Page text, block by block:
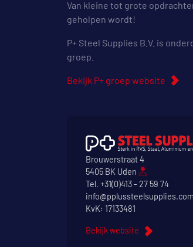
Van kleine tot grote
geholpen wordt!
P+ Steel Supplies B.V. is
groep.
Bekijk P+ groep website
Brouwerstraat 4
5405 BK Uden
Tel. +31(0)413 - 27 59 74
info@pplussteelsupplies.com
KvK: 17133481
Bekijk website